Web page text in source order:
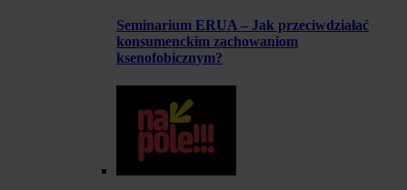
Seminarium ERUA – Jak przeciwdziałać
konsumenckim zachowaniom
ksenofobicznym?